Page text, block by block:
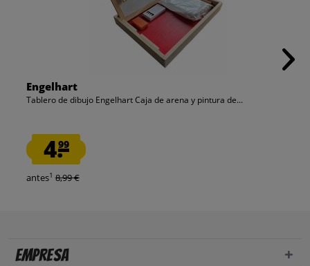
Engelhart
Tablero de dibujo Engelhart Caja de arena y pintura de...
4.99
antes1 8,99 €
Empresa